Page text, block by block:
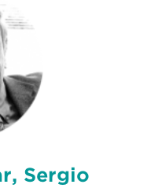
Sergio